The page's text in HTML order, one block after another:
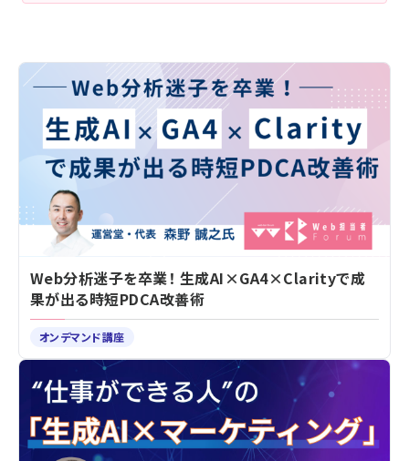
Web分析迷子を卒業！ 生成AI×GA4×Clarityで成
果が出る時短PDCA改善術
オンデマンド講座